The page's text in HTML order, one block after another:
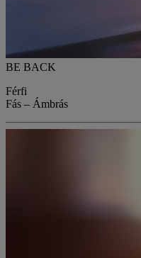
BE BACK
Férfi
Fás – Ámbrás